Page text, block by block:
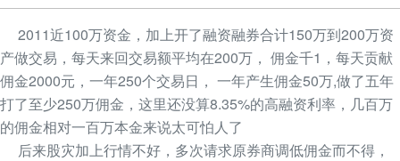
2011近100万资金，加上开了融资融券合计150万到200万资
产做交易，每天来回交易额平均在200万， 佣金千1，每天贡献
佣金2000元，一年250个交易日， 一年产生佣金50万,做了五年
打了至少250万佣金，这里还没算8.35%的高融资利率，几百万
的佣金相对一百万本金来说太可怕人了
后来股灾加上行情不好，多次请求原券商调低佣金而不得，